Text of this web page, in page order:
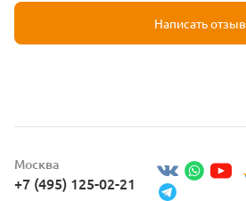
Написать отзыв
Москва
+7 (495) 125-02-21